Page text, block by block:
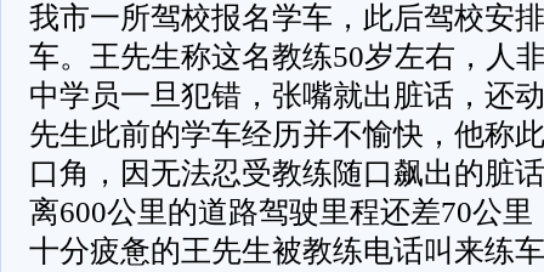
我市一所驾校报名学车，此后驾校安
车。王先生称这名教练50岁左右，人
中学员一旦犯错，张嘴就出脏话，还
先生此前的学车经历并不愉快，他称
口角，因无法忍受教练随口飙出的脏
离600公里的道路驾驶里程还差70公
十分疲惫的王先生被教练电话叫来练